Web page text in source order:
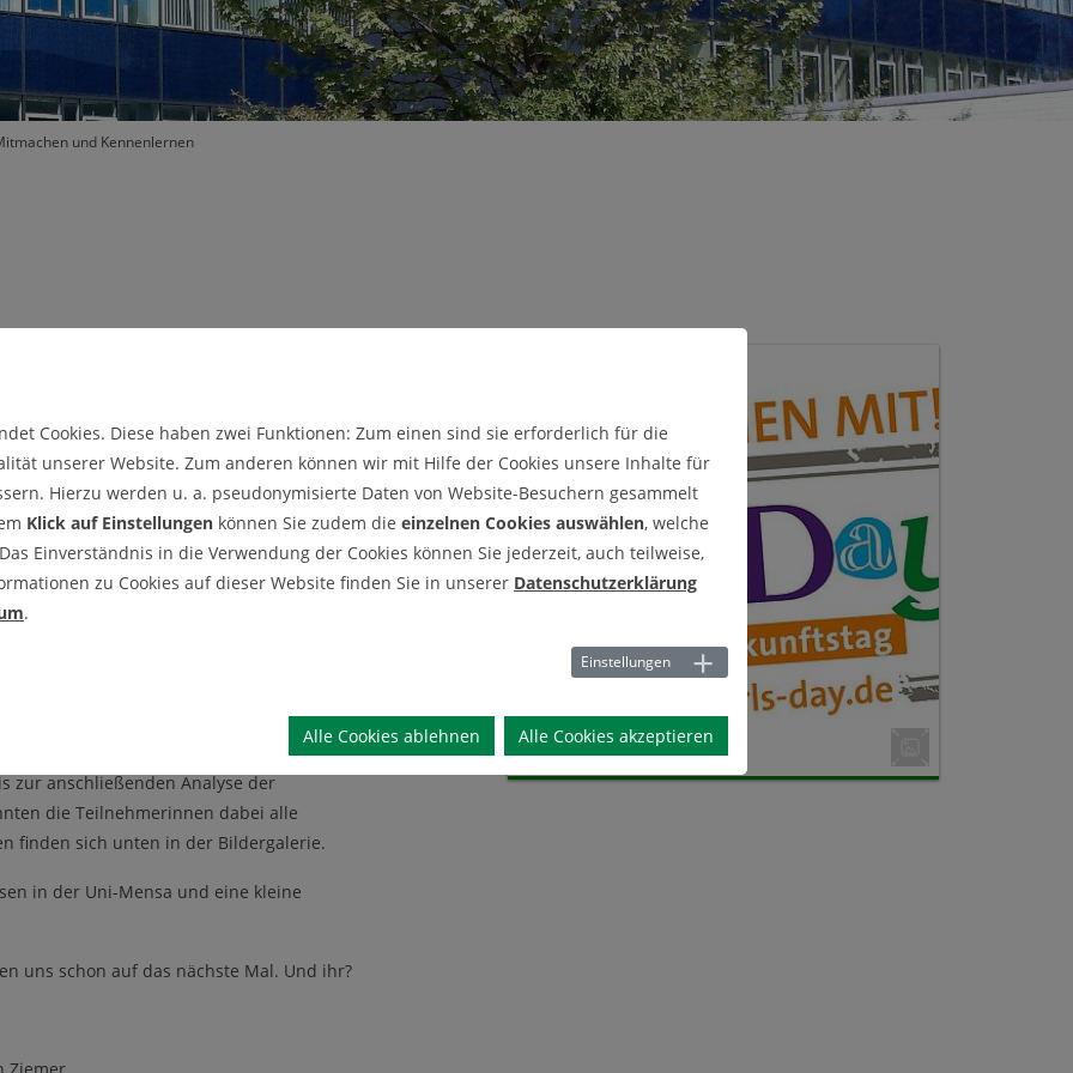
IEI-News-Archiv
IEI-Ankündigung-Archiv
und Kennenlernen
und
an der TU
IEI/CZM selbst erleben.
öffnete das IEI am 28.04.2022 wieder
Uni: Forschungslabor "Mikrosensorik"
die Teilnehmerinnen selber im Labor
die zurzeit an der TU Clausthal für den
der Vorbereitung des Fotoresists über
zur anschließenden Analyse der
die Teilnehmerinnen dabei alle
finden sich unten in der Bildergalerie.
in der Uni-Mensa und eine kleine
uns schon auf das nächste Mal. Und ihr?
Cookies. Diese haben zwei Funktionen: Zum einen sind sie erforderlich für die
unserer Website. Zum anderen können wir mit Hilfe der Cookies unsere Inhalte für
Hierzu werden u. a. pseudonymisierte Daten von Website-Besuchern gesammelt
Klick auf Einstellungen können Sie zudem die einzelnen Cookies auswählen, welche
Einverständnis in die Verwendung der Cookies können Sie jederzeit, auch teilweise,
zu Cookies auf dieser Website finden Sie in unserer Datenschutzerklärung
.
Einstellungen
Alle Cookies ablehnen Alle Cookies akzeptieren